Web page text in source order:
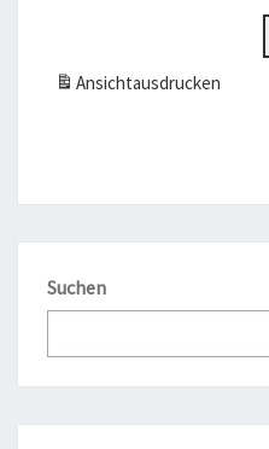
Ansichtausdrucken
Suchen